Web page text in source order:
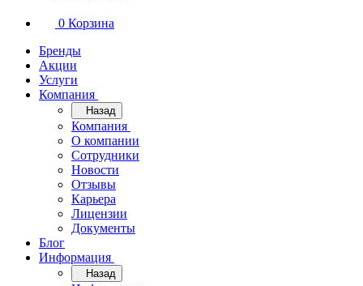
0 Корзина
Бренды
Акции
Услуги
Компания
Назад
Компания
О компании
Сотрудники
Новости
Отзывы
Карьера
Лицензии
Документы
Блог
Информация
Назад